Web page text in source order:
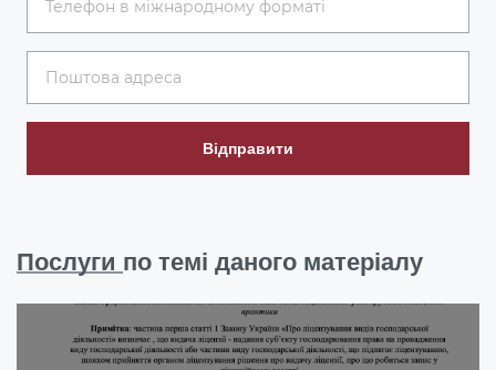
Відправити
Послуги по темі даного матеріалу